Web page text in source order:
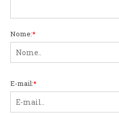
Nome:*
E-mail:*